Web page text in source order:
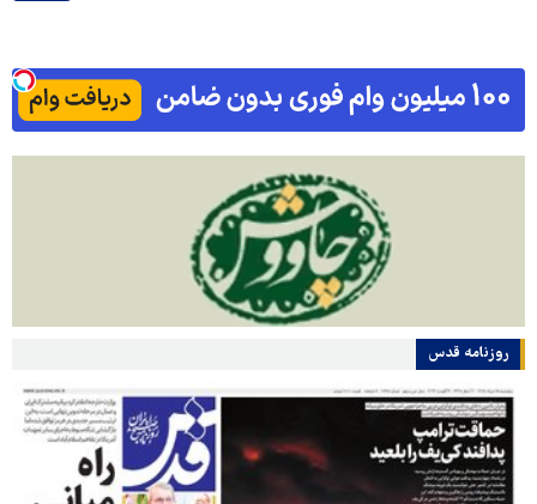
روزنامه قدس